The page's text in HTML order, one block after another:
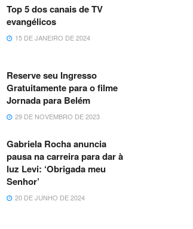
Top 5 dos canais de TV
evangélicos
15 DE JANEIRO DE 2024
Reserve seu Ingresso
Gratuitamente para o filme
Jornada para Belém
29 DE NOVEMBRO DE 2023
Gabriela Rocha anuncia
pausa na carreira para dar à
luz Levi: ‘Obrigada meu
Senhor’
20 DE JUNHO DE 2024